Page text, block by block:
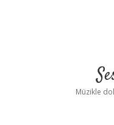
Müzikle